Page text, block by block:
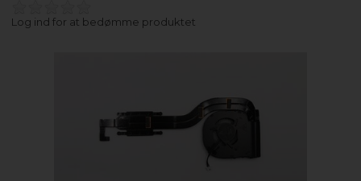
Log ind for at bedømme produktet